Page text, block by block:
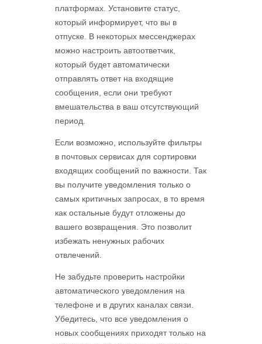
платформах. Установите статус,
который информирует, что вы в
отпуске. В некоторых мессенджерах
можно настроить автоответчик,
который будет автоматически
отправлять ответ на входящие
сообщения, если они требуют
вмешательства в ваш отсутствующий
период.
Если возможно, используйте фильтры
в почтовых сервисах для сортировки
входящих сообщений по важности. Так
вы получите уведомления только о
самых критичных запросах, в то время
как остальные будут отложены до
вашего возвращения. Это позволит
избежать ненужных рабочих
отвлечений.
Не забудьте проверить настройки
автоматического уведомления на
телефоне и в других каналах связи.
Убедитесь, что все уведомления о
новых сообщениях приходят только на